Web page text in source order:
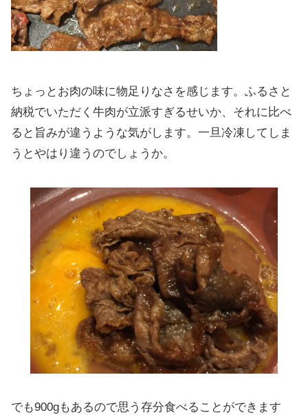
ちょっとお肉の味に物足りなさを感じます。ふるさと
納税でいただく牛肉が立派すぎるせいか、それに比べ
ると旨みが違うような気がします。一旦冷凍してしま
うとやはり違うのでしょうか。
でも900gもあるので思う存分食べることができます